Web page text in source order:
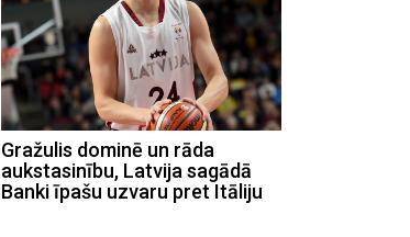
Gražulis dominē un rāda
aukstasinību, Latvija sagādā
Banki īpašu uzvaru pret Itāliju